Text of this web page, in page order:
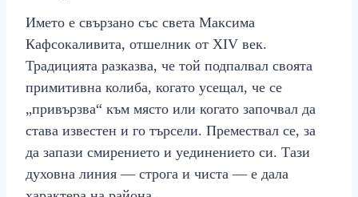
Името е свързано със света Максима
Кафсокаливита, отшелник от XIV век.
Традицията разказва, че той подпалвал своята
примитивна колиба, когато усещал, че се
„привързва“ към място или когато започвал да
става известен и го търсели. Премествал се, за
да запази смирението и уединението си. Тази
духовна линия — строга и чиста — е дала